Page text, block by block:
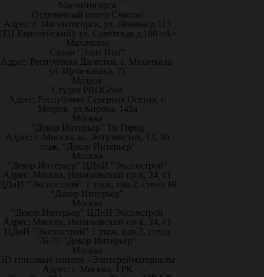
Магнитогорск
Отделочный центр Счастье
Адрес: г. Магнитогорск, ул. Ленина д.115
Европейский); ул. Советская д.160 «А»
Махачкала
Салон "Элит Пол"
Адрес: Республика Дагестан, г. Махачкала,
ул. Ирчи казака, 71
Моздок
Студия PROGress
Адрес: Республике Северная Осетия, г.
Моздок, ул.Кирова, 145а
Москва
"Декор Интерьер" Тц Город
Адрес: г. Москва, ш. Энтузиастов, 12, 3й
этаж, "Декор Интерьер"
Москва
"Декор Интерьер" ЦДиИ "Экспострой"
Адрес: Москва, Нахимовский пр-к, 24, с1
"Экспострой" 1 этаж, пав.2, стенд 10
"Декор Интерьер"
Москва
"Декор Интерьер" ЦДиИ Экспострой
Адрес: Москва, Нахимовский пр-к, 24, с1
ЦДиИ "Экспострой" 1 этаж, пав.3, стенд
76-77 "Декор Интерьер"
Москва
3D гипсовые панели - Элитсройматериалы
Адрес: г. Москва, ТРК